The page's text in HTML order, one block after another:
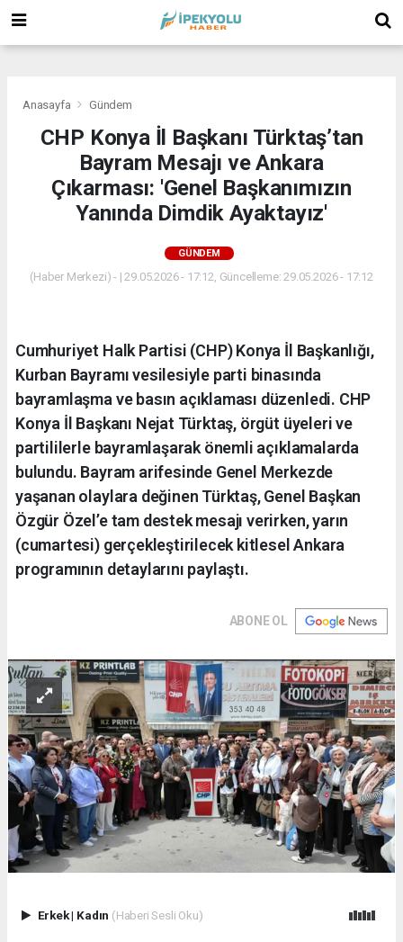
Anasayfa Gündem
CHP Konya İl Başkanı Türktaş’tan
Bayram Mesajı ve Ankara
Çıkarması: 'Genel Başkanımızın
Yanında Dimdik Ayaktayız'
GÜNDEM
(Haber Merkezi) - | 29.05.2026 - 17:12, Güncelleme: 29.05.2026 - 17:12
Cumhuriyet Halk Partisi (CHP) Konya İl Başkanlığı,
Kurban Bayramı vesilesiyle parti binasında
bayramlaşma ve basın açıklaması düzenledi. CHP
Konya İl Başkanı Nejat Türktaş, örgüt üyeleri ve
partililerle bayramlaşarak önemli açıklamalarda
bulundu. Bayram arifesinde Genel Merkezde
yaşanan olaylara değinen Türktaş, Genel Başkan
Özgür Özel’e tam destek mesajı verirken, yarın
(cumartesi) gerçekleştirilecek kitlesel Ankara
programının detaylarını paylaştı.
ABONE OL
Erkek| Kadın (Haberi Sesli Oku)